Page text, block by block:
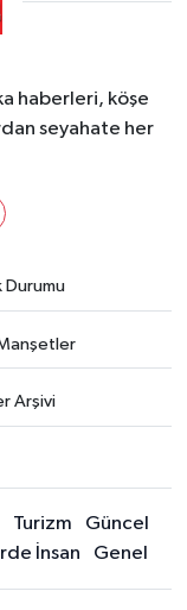
haberleri, köşe
seyahate her
Durumu
Arşivi
Turizm
Güncel
İnsan Genel